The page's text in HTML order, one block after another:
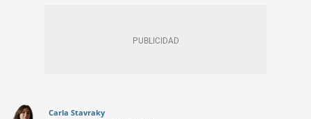
Carla Stavraky